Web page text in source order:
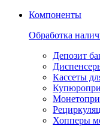
Компоненты
Обработка
Депозит
Кассеты
Хопперы